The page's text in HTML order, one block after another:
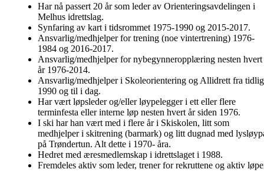
Har nå passert 20 år som leder av Orienteringsavdelingen i
Melhus idrettslag.
Synfaring av kart i tidsrommet 1975-1990 og 2015-2017.
Ansvarlig/medhjelper for trening (noe vintertrening) 1976-
1984 og 2016-2017.
Ansvarlig/medhjelper for nybegynneropplæring nesten hvert
år 1976-2014.
Ansvarlig/medhjelper i Skoleorientering og Allidrett fra tidlig
1990 og til i dag.
Har vært løpsleder og/eller løypelegger i ett eller flere
terminfesta eller interne løp nesten hvert år siden 1976.
I ski har han vært med i flere år i Skiskolen, litt som
medhjelper i skitrening (barmark) og litt dugnad med
på Trøndertun. Alt dette i 1970- åra.
Hedret med æresmedlemskap i idrettslaget i 1988.
Fremdeles aktiv som leder, trener for rekruttene og aktiv